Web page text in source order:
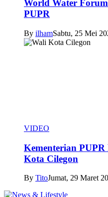
World Water
PUPR
By ilhamSabtu, 25 Mei
VIDEO
Kementerian
Kota Cilegon
By TitoJumat, 29 Maret